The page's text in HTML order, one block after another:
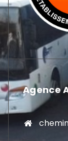
Agence